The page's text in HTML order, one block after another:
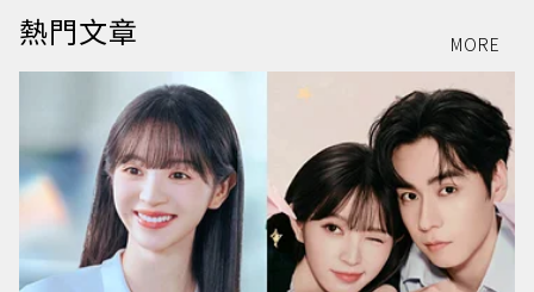
熱門文章 MORE